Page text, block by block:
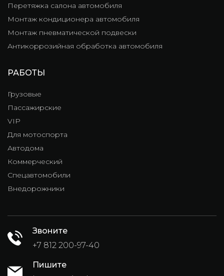
Перетяжка салона автомобиля
Монтаж кондиционера автомобиля
Монтаж пневматической подвески
Антикоррозийная обработка автомобиля
РАБОТЫ
Грузовые
Пассажирские
VIP
Для мотоспорта
Автодома
Коммерческий
Спецавтомобили
Внедорожники
Звоните
+7 812 200-97-40
Пишите